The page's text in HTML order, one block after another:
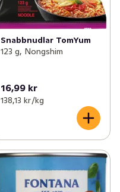
Snabbnudlar TomYum
123 g, Nongshim
16,99 kr
138,13 kr /kg